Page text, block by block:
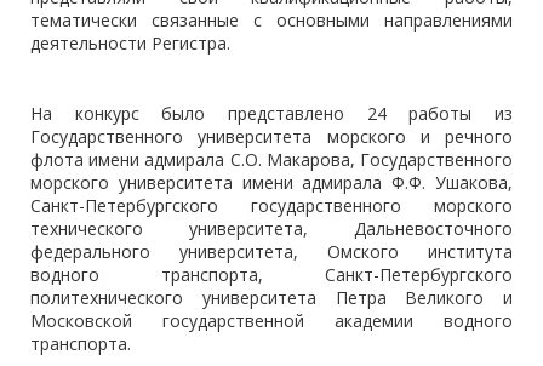
тематически связанные с основными направлениями
деятельности Регистра.
На конкурс было представлено 24 работы из
Государственного университета морского и речного
флота имени адмирала С.О. Макарова, Государственного
морского университета имени адмирала Ф.Ф. Ушакова,
Санкт-Петербургского государственного морского
технического университета, Дальневосточного
федерального университета, Омского института
водного транспорта, Санкт-Петербургского
политехнического университета Петра Великого и
Московской государственной академии водного
транспорта.